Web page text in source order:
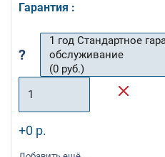
Гарантия :
?
1 год Стандартное
обслуживание
(0 руб.)
1
+0 р.